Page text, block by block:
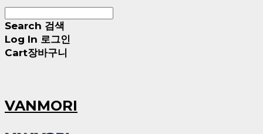
Search 검색
Log In 로그인
Cart장바구니
VANMORI